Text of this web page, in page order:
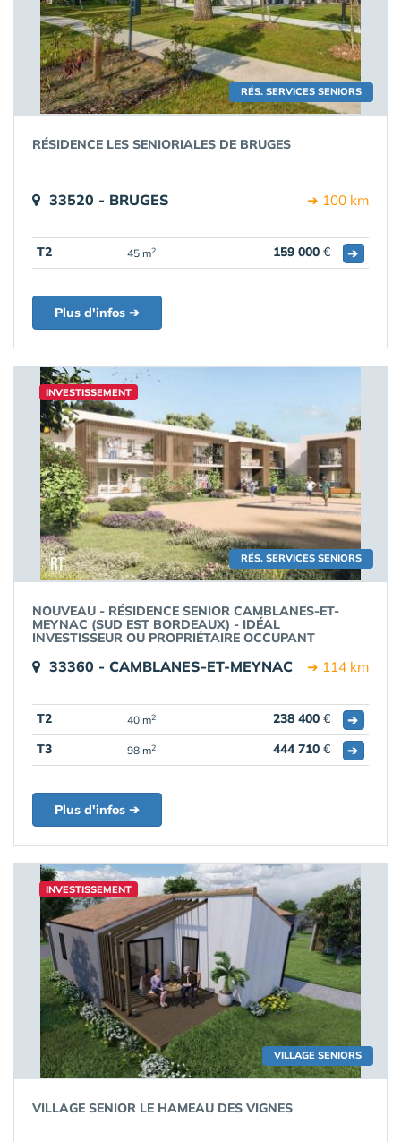
RÉS. SERVICES SENIORS
RÉSIDENCE LES SENIORIALES DE BRUGES
33520 - BRUGES ➔ 100 km
T2 45 m2 159 000 € ➔
Plus d'infos ➔
RÉS. SERVICES SENIORS
INVESTISSEMENT
NOUVEAU - RÉSIDENCE SENIOR CAMBLANES-ET-
MEYNAC (SUD EST BORDEAUX) - IDÉAL
INVESTISSEUR OU PROPRIÉTAIRE OCCUPANT
33360 - CAMBLANES-ET-MEYNAC ➔ 114 km
T2 40 m2 238 400 €
➔
T3
98 m2 444 710 € ➔
Plus d'infos ➔
VILLAGE SENIORS
INVESTISSEMENT
VILLAGE SENIOR LE HAMEAU DES VIGNES